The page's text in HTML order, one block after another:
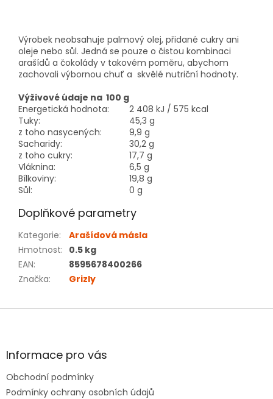
Výrobek neobsahuje palmový olej, přidané cukry ani
oleje nebo sůl. Jedná se pouze o čistou kombinaci
arašídů a čokolády v takovém poměru, abychom
zachovali výbornou chuť a skvělé nutriční hodnoty.
Výživové údaje na 100 g
Energetická hodnota:
2 408 kJ / 575 kcal
Tuky:
45,3 g
z toho nasycených:
9,9 g
Sacharidy:
30,2 g
z toho cukry:
17,7 g
Vláknina:
6,5 g
Bílkoviny:
19,8 g
Sůl:
0 g
Doplňkové parametry
Kategorie:
Arašídová másla
Hmotnost: 0.5 kg
EAN:
8595678400266
Značka: Grizly
Z
aInformace pro vás
Obchodní podmínky
Podmínky ochrany osobních údajů